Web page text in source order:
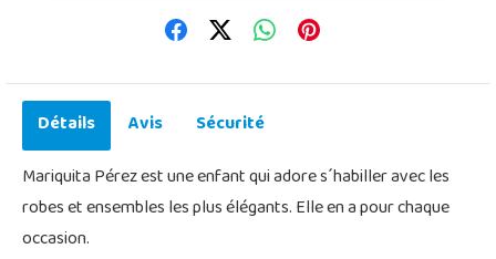
Détails Avis
Sécurité
Mariquita Pérez est une enfant qui adore s´habiller avec les
robes et ensembles les plus élégants. Elle en a pour chaque
occasion.